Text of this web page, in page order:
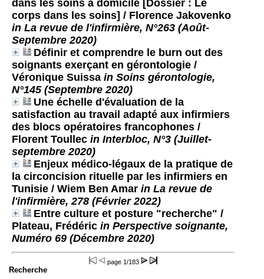
dans les soins à domicile [Dossier : Le
corps dans les soins] / Florence Jakovenko
in La revue de l'infirmière, N°263 (Août-
Septembre 2020)
Définir et comprendre le burn out des
soignants exerçant en gérontologie /
Véronique Suissa in Soins gérontologie,
N°145 (Septembre 2020)
Une échelle d'évaluation de la
satisfaction au travail adapté aux infirmiers
des blocs opératoires francophones /
Florent Toullec in Interbloc, N°3 (Juillet-
septembre 2020)
Enjeux médico-légaux de la pratique de
la circoncision rituelle par les infirmiers en
Tunisie / Wiem Ben Amar in La revue de
l'infirmière, 278 (Février 2022)
Entre culture et posture "recherche" /
Plateau, Frédéric in Perspective soignante,
Numéro 69 (Décembre 2020)
page 1/183
Recherche